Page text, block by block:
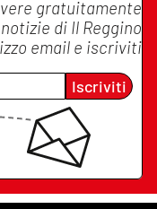
gratuitamente
di Il Reggino
email e iscriviti
Iscriviti